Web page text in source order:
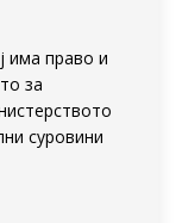
има право и
за
суровини